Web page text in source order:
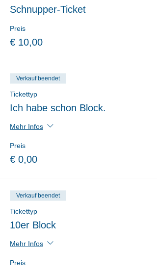
Schnupper-Ticket
Preis
€ 10,00
Verkauf beendet
Tickettyp
Ich habe schon Block.
Mehr Infos
Preis
€ 0,00
Verkauf beendet
Tickettyp
10er Block
Mehr Infos
Preis